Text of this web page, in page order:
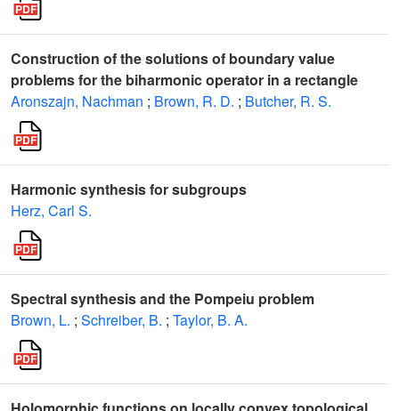
Construction of the solutions of boundary value
problems for the biharmonic operator in a rectangle
Aronszajn, Nachman ; Brown, R. D. ; Butcher, R. S.
Harmonic synthesis for subgroups
Herz, Carl S.
Spectral synthesis and the Pompeiu problem
Brown, L. ; Schreiber, B. ; Taylor, B. A.